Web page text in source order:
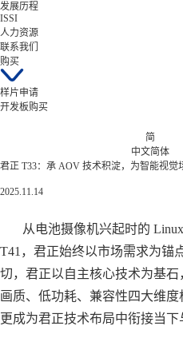
发展历程
ISSI
人力资源
联系我们
购买
样片申请
开发板购买
简
中文简体
君正 T33：承 AOV 技术积淀，为智能视
2025.11.14
从电池摄像机兴起时的
T41，君正始终以市场需求为锚
切，君正以自主核心技术为基
画质、低功耗、兼容性四大维
更成为君正技术布局中衔接当下